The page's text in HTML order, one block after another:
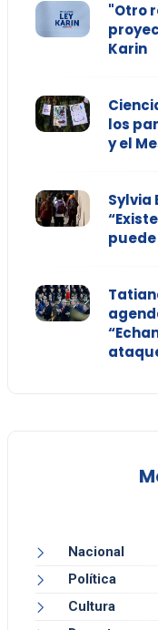
"Otro
Karin
los
y el
Sylvia
Nacional
Política
Cultura